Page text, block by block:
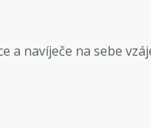
a navíječe na sebe